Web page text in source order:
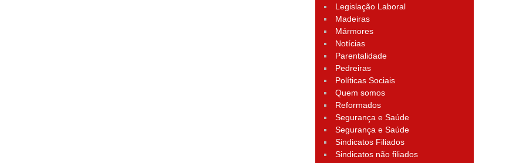
Legislação Laboral
Madeiras
Mármores
Notícias
Parentalidade
Pedreiras
Políticas Sociais
Quem somos
Reformados
Segurança e Saúde
Segurança e Saúde
Sindicatos Filiados
Sindicatos não filiados